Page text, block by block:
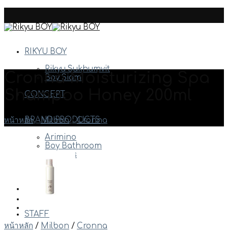
content
RIKYU BOY
Rikyu Sukhumvit
Boy Siam
CONCEPT
BRAND PRODUCTS
Arimino
Boy Bathroom
Davines
Milbon
HAIR STYLE
STAFF
Cronna Moisturizing Spa
Shampoo Honey 200ml
หน้าหลัก / Milbon / Cronna
หน้าหลัก / Milbon / Cronna